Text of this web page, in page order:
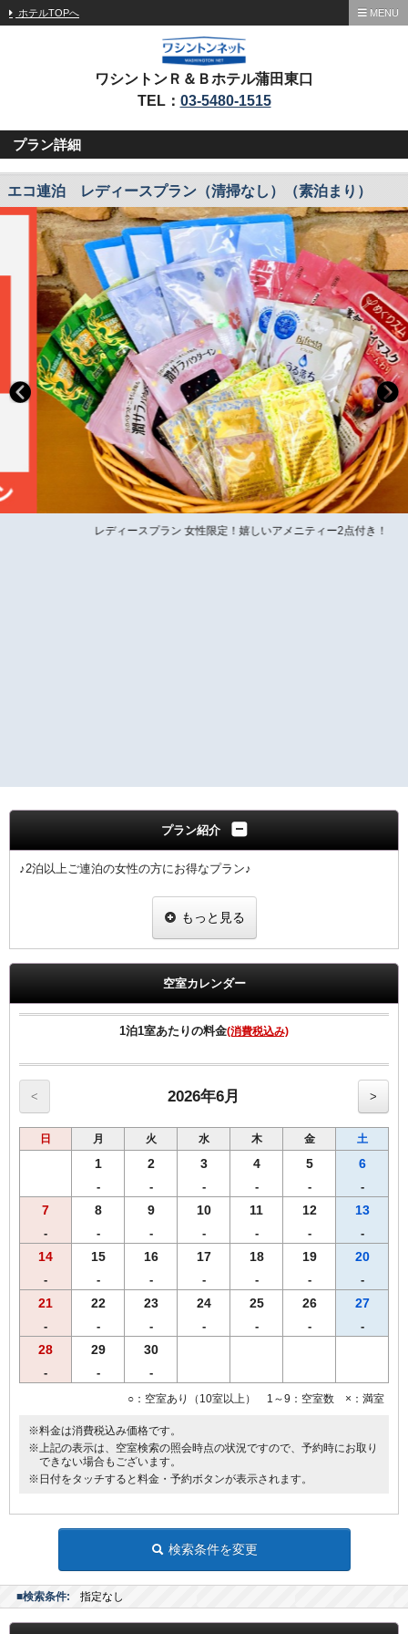
ホテルTOPへ MENU
ワシントンＲ＆Ｂホテル蒲田東口
TEL： 03-5480-1515
プラン詳細
エコ連泊 レディースプラン（清掃なし）（素泊まり）
レディースプラン 女性限定！嬉しいアメニティー2点付き！
プラン紹介
♪2泊以上ご連泊の女性の方にお得なプラン♪
※滞在中の客室清掃なしのプランです。（2泊以上からご予約可能な
※ご予定の変更により１泊のみのご利用になりました場合は通常料金
でのご案内となりますのでご注意ください。
■女性にちょっと嬉しい特典付き
ヒーリング・コスメ系グッズの中から2点お選びいただけます。
※グッズ内容は予告なく変更する場合がございますのでご了承くださ
い。
※男性のお客様にはご予約いただけませんので、他のプランにてご予
約ください。
・ウェルカムドリンクとしてホテルオリジナル挽きたてコーヒーをご
用意！
・全室インターネット回線接続可能（Wi-Fi・有線LAN）
もっと見る
空室カレンダー
1泊1室あたりの料金(消費税込み)
< 2026年6月 >
日 月 火 水 木 金 土
1
-
2
-
3
-
4
-
5
-
6
-
7
-
8
-
9
-
10
-
11
-
12
-
13
-
14
-
15
-
16
-
17
-
18
-
19
-
20
-
21
-
22
-
23
-
24
-
25
-
26
-
27
-
28
-
29
-
30
-
○：空室あり（10室以上） 1～9：空室数 ×：満室
※料金は消費税込み価格です。
※上記の表示は、空室検索の照会時点の状況ですので、予約時にお取り
できない場合もございます。
※日付をタッチすると料金・予約ボタンが表示されます。
検索条件を変更
■検索条件: 指定なし